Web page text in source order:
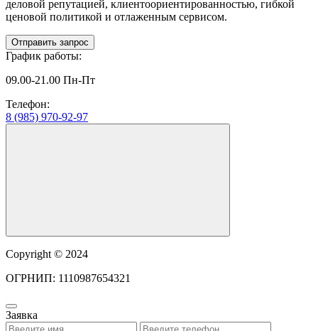
деловой репутацией, клиентоориентированностью, гибкой
ценовой политикой и отлаженным сервисом.
Отправить запрос
График работы:
09.00-21.00 Пн-Пт
Телефон:
8 (985) 970-92-97
Copyright © 2024
ОГРНИП: 1110987654321
Заявка